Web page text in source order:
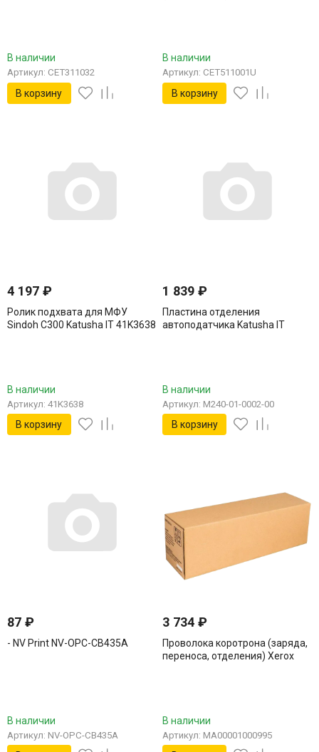
В наличии
Артикул: CET311032
В корзину
В наличии
Артикул: CET511001U
В корзину
4 197 ₽
Ролик подхвата для МФУ
Sindoh C300 Katusha IT 41K3638
В наличии
Артикул: 41K3638
В корзину
1 839₽
Пластина отделения
автоподатчика Katusha IT
В наличии
Артикул: M240-01-0002-00
В корзину
87 ₽
- NV Print NV-OPC-CB435A
В наличии
Артикул: NV-OPC-CB435A
3 734₽
Проволока коротрона (заряда,
переноса, отделения) Xerox
В наличии
Артикул: MA00001000995